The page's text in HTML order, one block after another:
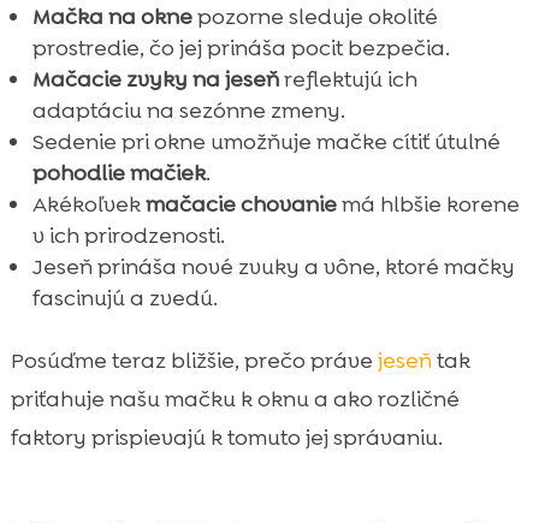
Mačka na oknepozorne sleduje okolité
prostredie, čo jej prináša pocit bezpečia.
Mačacie zvyky na jeseňreflektujú ich
adaptáciu na sezónne zmeny.
Sedenie pri okne umožňuje mačke cítiť útulné
pohodlie mačiek.
Akékoľvekmačacie chovaniemá hlbšie korene
v ich prirodzenosti.
Jeseň prináša nové zvuky a vône, ktoré mačky
fascinujú a zvedú.
Posúďme teraz bližšie, prečo práve jeseňtak
priťahuje našu mačku k oknu a ako rozličné
faktory prispievajú k tomuto jej správaniu.